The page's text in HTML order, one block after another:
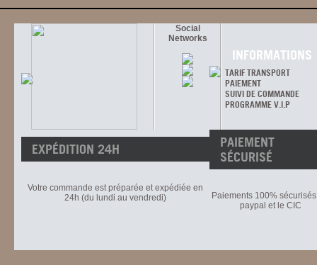
Social
Networks
INFORMATIONS
TARIF TRANSPORT
PAIEMENT
SUIVI DE COMMANDE
PROGRAMME V.I.P
EXPÉDITION 24H
Votre commande est préparée et expédiée en
24h (du lundi au vendredi)
PAIEMENT
SÉCURISÉ
Paiements 100%
paypal et le CIC